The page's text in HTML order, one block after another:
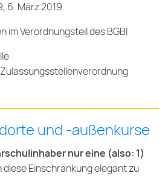
6. März 2019
im Verordnungsteil des BGBl
und -außenkurse
nur eine (also: 1)
diese Einschränkung elegant zu